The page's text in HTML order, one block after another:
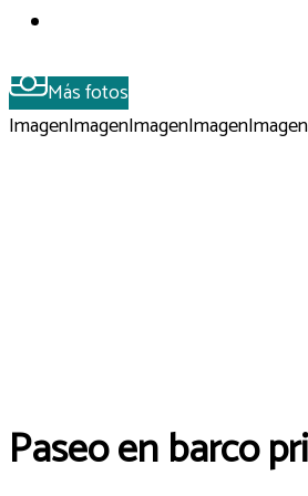
Más fotos
ImagenImagenImagenImagenImagen
Paseo en barco